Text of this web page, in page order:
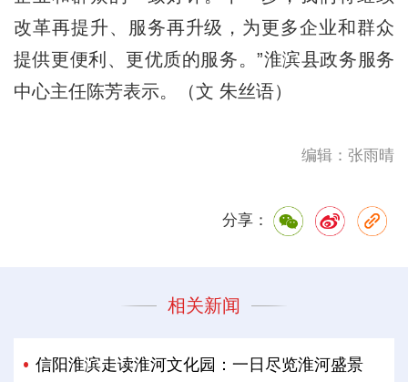
改革再提升、服务再升级，为更多企业和群众
提供更便利、更优质的服务。”淮滨县政务服务
中心主任陈芳表示。（文 朱丝语）
编辑：张雨晴
分享：
相关新闻
信阳淮滨走读淮河文化园：一日尽览淮河盛景